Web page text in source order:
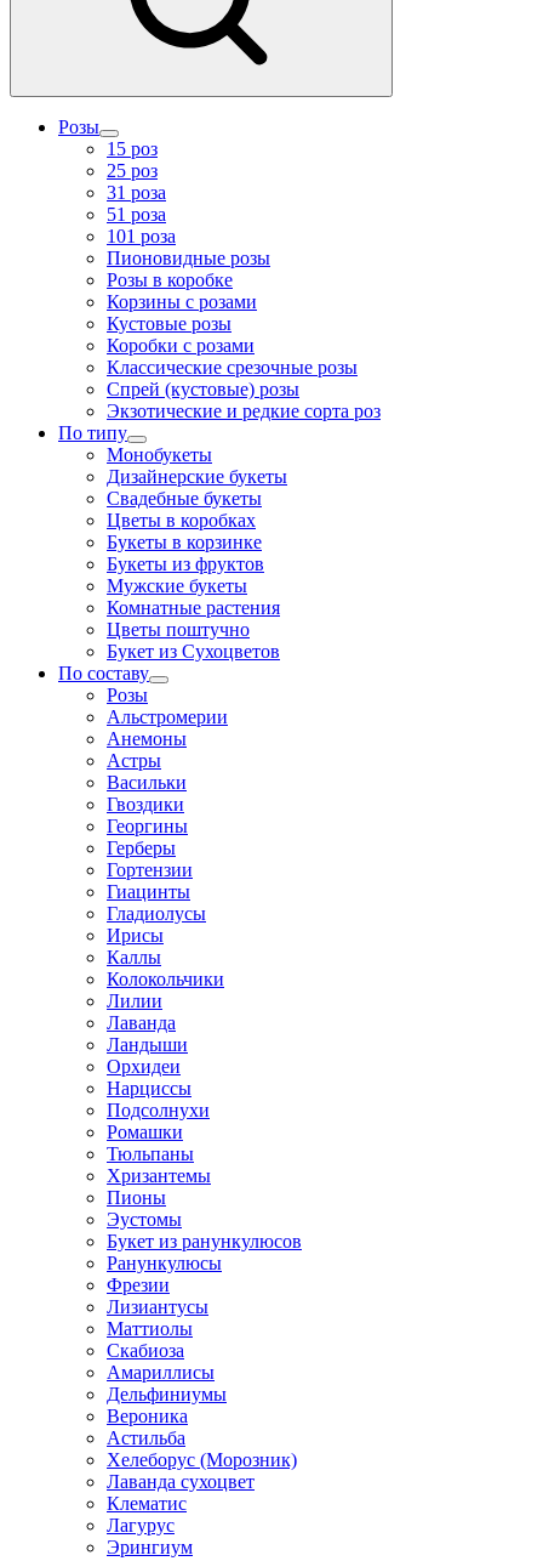
Розы
15 роз
25 роз
31 роза
51 роза
101 роза
Пионовидные розы
Розы в коробке
Корзины с розами
Кустовые розы
Коробки с розами
Классические срезочные розы
Спрей (кустовые) розы
Экзотические и редкие сорта роз
По типу
Монобукеты
Дизайнерские букеты
Свадебные букеты
Цветы в коробках
Букеты в корзинке
Букеты из фруктов
Мужские букеты
Комнатные растения
Цветы поштучно
Букет из Сухоцветов
По составу
Розы
Альстромерии
Анемоны
Астры
Васильки
Гвоздики
Георгины
Герберы
Гортензии
Гиацинты
Гладиолусы
Ирисы
Каллы
Колокольчики
Лилии
Лаванда
Ландыши
Орхидеи
Нарциссы
Подсолнухи
Ромашки
Тюльпаны
Хризантемы
Пионы
Эустомы
Букет из ранункулюсов
Ранункулюсы
Фрезии
Лизиантусы
Маттиолы
Скабиоза
Амариллисы
Дельфиниумы
Вероника
Астильба
Хелеборус (Морозник)
Лаванда сухоцвет
Клематис
Лагурус
Эрингиум